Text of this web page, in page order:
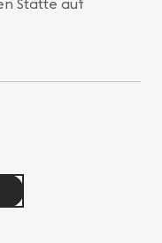
Stätte auf